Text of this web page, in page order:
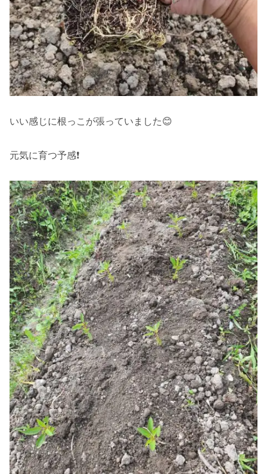
いい感じに根っこが張っていました😊
元気に育つ予感❗